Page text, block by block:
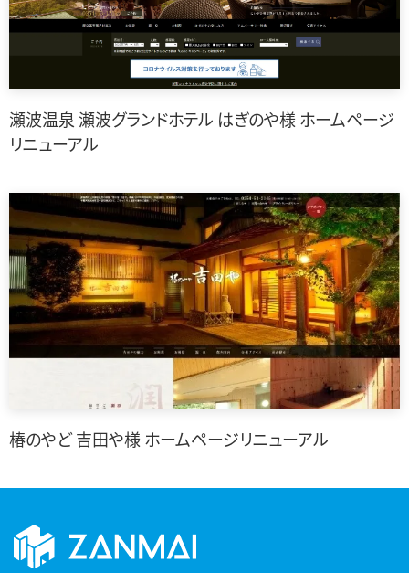
瀬波温泉 瀬波グランドホテル はぎのや様 ホームページ
リニューアル
椿のやど 吉田や様 ホームページリニューアル